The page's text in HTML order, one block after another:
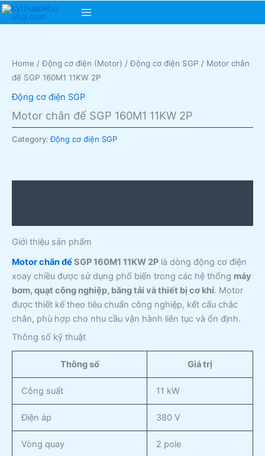
Skip
Main
Home / Động cơ điện (Motor) / Động cơ điện SGP / Motor chân
đế SGP 160M1 11KW 2P
Động cơ điện SGP
Motor chân đế SGP 160M1 11KW 2P
Category:Động cơ điện SGP
Giới thiệu sản phẩm
Motor chân đếSGP 160M1 11KW 2P là dòng động cơ điện
xoay chiều được sử dụng phổ biến trong các hệ thống máy
bơm, quạt công nghiệp, băng tải và thiết bị cơ khí. Motor
được thiết kế theo tiêu chuẩn công nghiệp, kết cấu chắc
chắn, phù hợp cho nhu cầu vận hành liên tục và ổn định.
Thông số kỹ thuật
Thông số Giá trị
Công suất 11 kW
Điện áp 380 V
Vòng quay 2 pole